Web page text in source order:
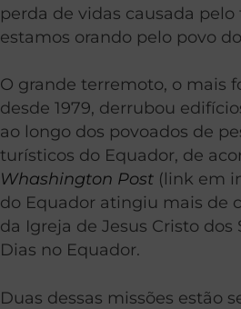
perda de vidas causada
estamos orando pelo povo
O grande terremoto, o mais
desde 1979, derrubou
ao longo dos povoados de
turísticos do Equador, de
Whashington Post (link em
do Equador atingiu mais de
da Igreja de Jesus Cristo dos
Dias no Equador.
Duas dessas missões estão